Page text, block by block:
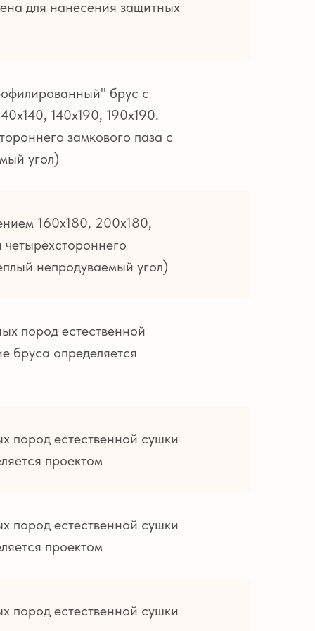
для нанесения защитных
брус с
140х190, 190х190.
замкового паза с
угол)
160х180, 200х180,
непродуваемый угол)
пород естественной
бруса определяется
пород естественной сушки
проектом
пород естественной сушки
проектом
пород естественной сушки